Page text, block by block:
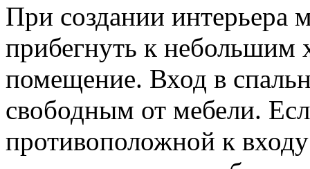
При создании интерьера
прибегнуть к
помещение. Вход в
свободным от мебели.
противоположной к